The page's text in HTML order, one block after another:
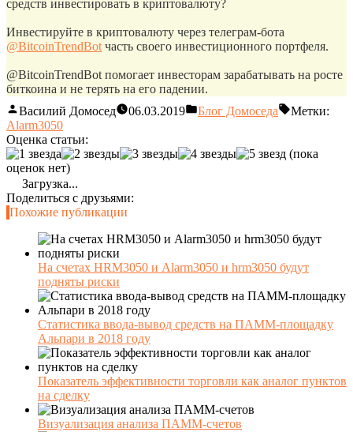
средств инвестировать в криптовалюту?
Инвестируйте в криптовалюту через телеграм-бота
@BitcoinTrendBot часть своего инвестиционного портфеля.
@BitcoinTrendBot помогает инвесторам зарабатывать на росте
биткоина и не терять на его падении.
Василий Домосед
06.03.2019 Блог Домоседа
Метки:
Alarm3050
Оценка статьи:
(пока
оценок нет)
Загрузка...
Поделиться с друзьями:
Похожие публикации
На счетах HRM3050 и Alarm3050 и hrm3050 будут
подняты риски
Статистика ввода-вывод средств на ПАММ-площадку
Альпари в 2018 году
Показатель эффективности торговли как аналог пунктов
на сделку
Визуализация анализа ПАММ-счетов